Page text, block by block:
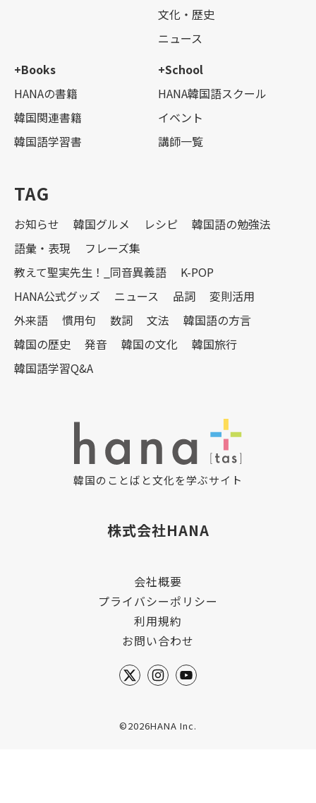
文化・歴史
ニュース
+Books
HANAの書籍
韓国関連書籍
韓国語学習書
+School
HANA韓国語スクール
イベント
講師一覧
TAG
お知らせ 韓国グルメ レシピ
韓国語の勉強法
語彙・表現
フレーズ集
教えて聖実先生！_同音異義語
K-POP
HANA公式グッズ
ニュース 品詞
変則活用
外来語
慣用句 数詞 文法
韓国語の方言
韓国の歴史
発音 韓国の文化
韓国旅行
韓国語学習Q&A
韓国のことばと文化を学ぶサイト
株式会社HANA
会社概要
プライバシーポリシー
利用規約
お問い合わせ
©2026HANA Inc.